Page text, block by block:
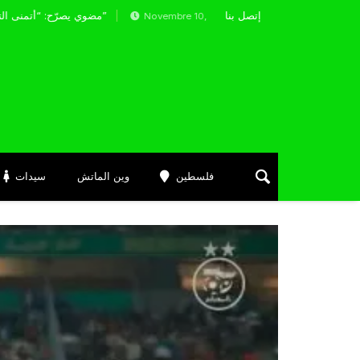
مضوي يصرّح: “أتمنى التوفيق لممثلي الكرة الجزائرية في المسابقات القارية” Novembre 10, 2023 إتصل بنا
سيدات وين الماتش فلسطين